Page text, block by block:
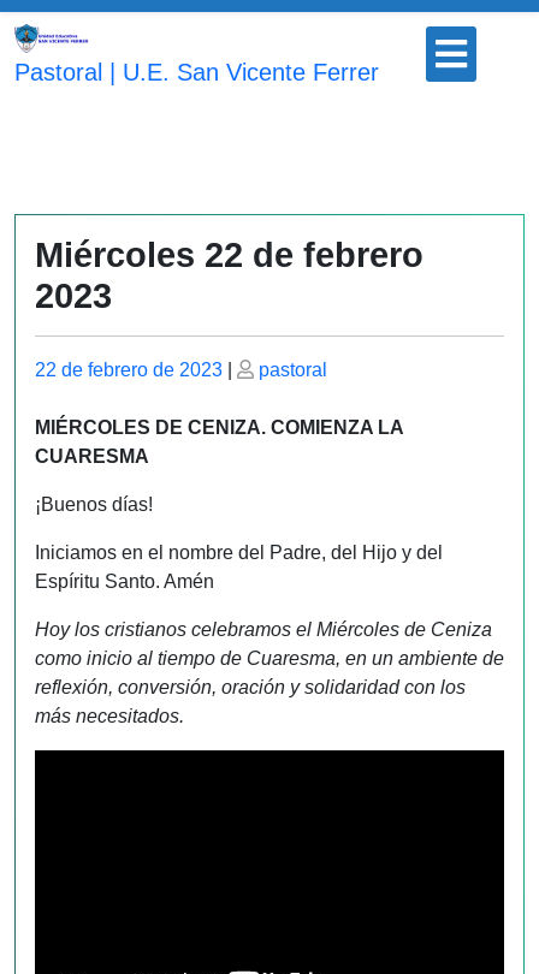
Saltar
contenido
Pastoral | U.E. San Vicente Ferrer
Botón
abrir
Miércoles 22 de febrero
2023
Publicado
22 de febrero de 2023
Publicado
pastoral
MIÉRCOLES DE CENIZA. COMIENZA LA
CUARESMA
¡Buenos días!
Iniciamos en el nombre del Padre, del Hijo y del
Espíritu Santo. Amén
Hoy los cristianos celebramos el Miércoles de Ceniza
como inicio al tiempo de Cuaresma, en un ambiente de
reflexión, conversión, oración y solidaridad con los
más necesitados.